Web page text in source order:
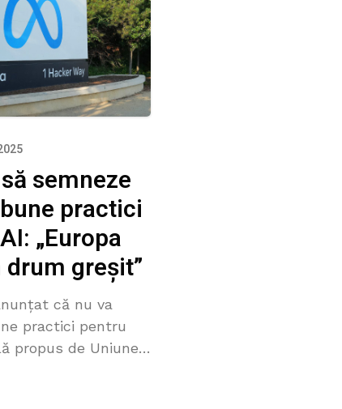
semneze
practici
„Europa
greșit”
că nu va
practici pentru
propus de Uniunea
excesivă și